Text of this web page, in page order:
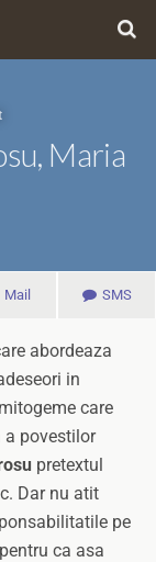
Maria
Mail SMS
abordeaza
in
care
povestilor
pretextul
Dar nu atit
pe
ca asa